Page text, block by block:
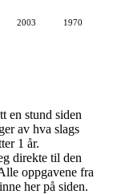
2003 1970
en stund siden
av hva slags
1 år.
direkte til den
oppgavene fra
her på siden.